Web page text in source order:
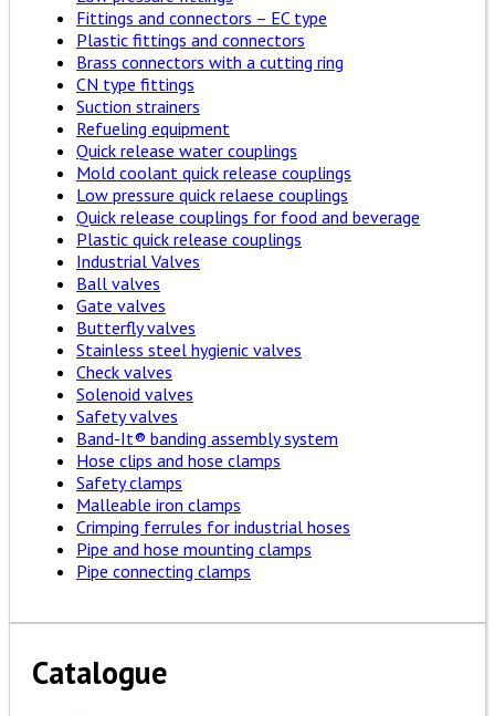
Fittings and connectors – EC type
Plastic fittings and connectors
Brass connectors with a cutting ring
CN type fittings
Suction strainers
Refueling equipment
Quick release water couplings
Mold coolant quick release couplings
Low pressure quick relaese couplings
Quick release couplings for food and beverage
Plastic quick release couplings
Industrial Valves
Ball valves
Gate valves
Butterfly valves
Stainless steel hygienic valves
Check valves
Solenoid valves
Safety valves
Band-It® banding assembly system
Hose clips and hose clamps
Safety clamps
Malleable iron clamps
Crimping ferrules for industrial hoses
Pipe and hose mounting clamps
Pipe connecting clamps
Catalogue